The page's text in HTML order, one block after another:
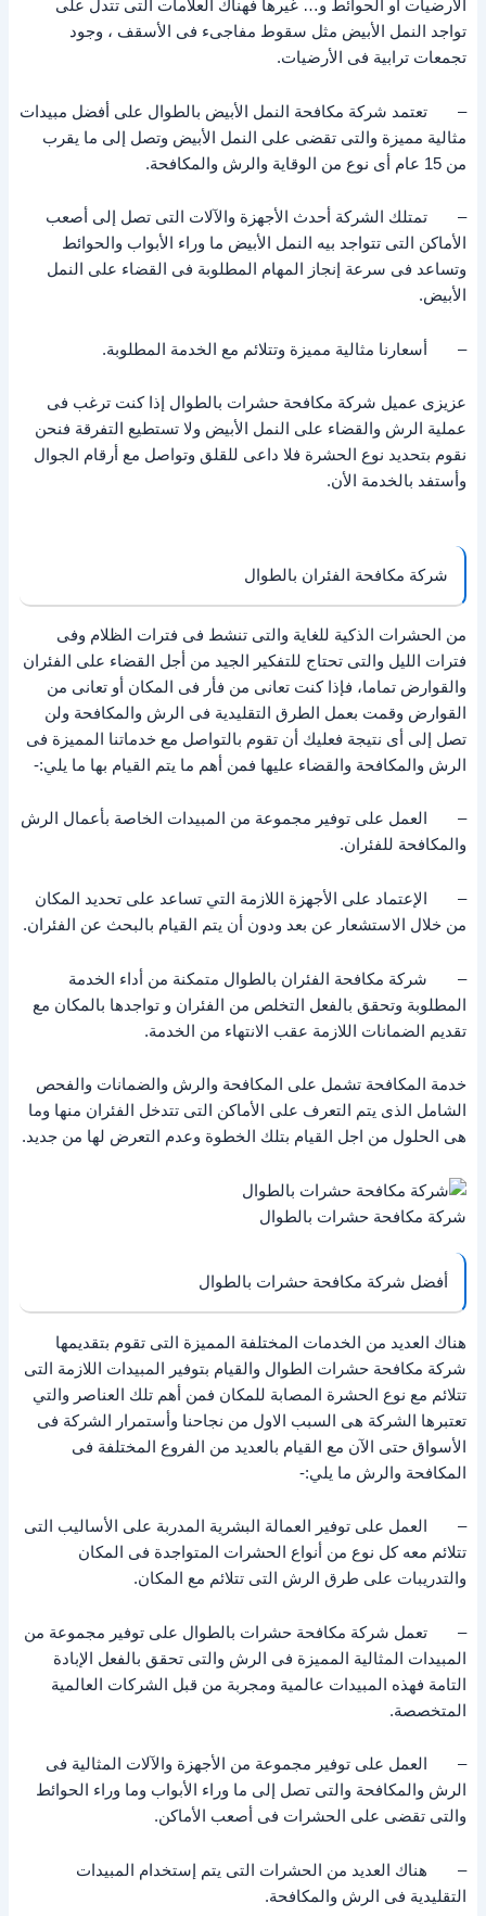
الأرضيات أو الحوائط و… غيرها فهناك العلامات التى تتدل على
تواجد النمل الأبيض مثل سقوط مفاجىء فى الأسقف ، وجود
تجمعات ترابية فى الأرضيات.
– تعتمد شركة مكافحة النمل الأبيض بالطوال على أفضل مبيدات
مثالية مميزة والتى تقضى على النمل الأبيض وتصل إلى ما يقرب
من 15 عام أى نوع من الوقاية والرش والمكافحة.
– تمتلك الشركة أحدث الأجهزة والآلات التى تصل إلى أصعب
الأماكن التى تتواجد بيه النمل الأبيض ما وراء الأبواب والحوائط
وتساعد فى سرعة إنجاز المهام المطلوبة فى القضاء على النمل
الأبيض.
– أسعارنا مثالية مميزة وتتلائم مع الخدمة المطلوبة.
عزيزى عميل شركة مكافحة حشرات بالطوال إذا كنت ترغب فى
عملية الرش والقضاء على النمل الأبيض ولا تستطيع التفرقة فنحن
نقوم بتحديد نوع الحشرة فلا داعى للقلق وتواصل مع أرقام الجوال
وأستفد بالخدمة الأن.
شركة مكافحة الفئران بالطوال
من الحشرات الذكية للغاية والتى تنشط فى فترات الظلام وفى
فترات الليل والتى تحتاج للتفكير الجيد من أجل القضاء على الفئران
والقوارض تماما، فإذا كنت تعانى من فأر فى المكان أو تعانى من
القوارض وقمت بعمل الطرق التقليدية فى الرش والمكافحة ولن
تصل إلى أى نتيجة فعليك أن تقوم بالتواصل مع خدماتنا المميزة فى
الرش والمكافحة والقضاء عليها فمن أهم ما يتم القيام بها ما يلي:-
– العمل على توفير مجموعة من المبيدات الخاصة بأعمال الرش
والمكافحة للفئران.
– الإعتماد على الأجهزة اللازمة التي تساعد على تحديد المكان
من خلال الاستشعار عن بعد ودون أن يتم القيام بالبحث عن الفئران.
– شركة مكافحة الفئران بالطوال متمكنة من أداء الخدمة
المطلوبة وتحقق بالفعل التخلص من الفئران و تواجدها بالمكان مع
تقديم الضمانات اللازمة عقب الانتهاء من الخدمة.
خدمة المكافحة تشمل على المكافحة والرش والضمانات والفحص
الشامل الذى يتم التعرف على الأماكن التى تتدخل الفئران منها وما
هى الحلول من اجل القيام بتلك الخطوة وعدم التعرض لها من جديد.
شركة مكافحة حشرات بالطوال
أفضل شركة مكافحة حشرات بالطوال
هناك العديد من الخدمات المختلفة المميزة التى تقوم بتقديمها
شركة مكافحة حشرات الطوال والقيام بتوفير المبيدات اللازمة التى
تتلائم مع نوع الحشرة المصابة للمكان فمن أهم تلك العناصر والتي
تعتبرها الشركة هى السبب الاول من نجاحنا وأستمرار الشركة فى
الأسواق حتى الآن مع القيام بالعديد من الفروع المختلفة فى
المكافحة والرش ما يلي:-
– العمل على توفير العمالة البشرية المدربة على الأساليب التى
تتلائم معه كل نوع من أنواع الحشرات المتواجدة فى المكان
والتدريبات على طرق الرش التى تتلائم مع المكان.
– تعمل شركة مكافحة حشرات بالطوال على توفير مجموعة من
المبيدات المثالية المميزة فى الرش والتى تحقق بالفعل الإبادة
التامة فهذه المبيدات عالمية ومجربة من قبل الشركات العالمية
المتخصصة.
– العمل على توفير مجموعة من الأجهزة والآلات المثالية فى
الرش والمكافحة والتى تصل إلى ما وراء الأبواب وما وراء الحوائط
والتى تقضى على الحشرات فى أصعب الأماكن.
– هناك العديد من الحشرات التى يتم إستخدام المبيدات
التقليدية فى الرش والمكافحة.